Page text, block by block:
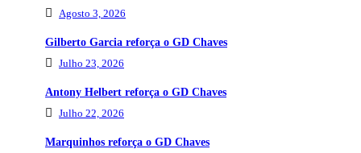
Agosto 3, 2026
Gilberto Garcia reforça o GD Chaves
Julho 23, 2026
Antony Helbert reforça o GD Chaves
Julho 22, 2026
Marquinhos reforça o GD Chaves